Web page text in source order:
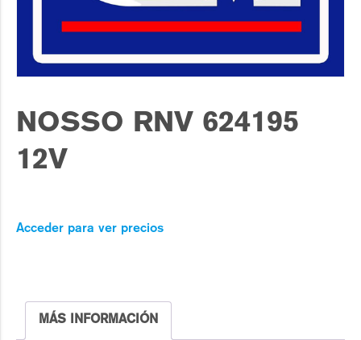
NOSSO RNV 624195
12V
Acceder para ver precios
MÁS INFORMACIÓN